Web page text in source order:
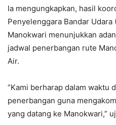
Ia mengungkapkan, hasil
Penyelenggara Bandar Udara
Manokwari menunjukkan
jadwal penerbangan rute
Air.
“Kami berharap dalam waktu
penerbangan guna
yang datang ke Manokwari,”